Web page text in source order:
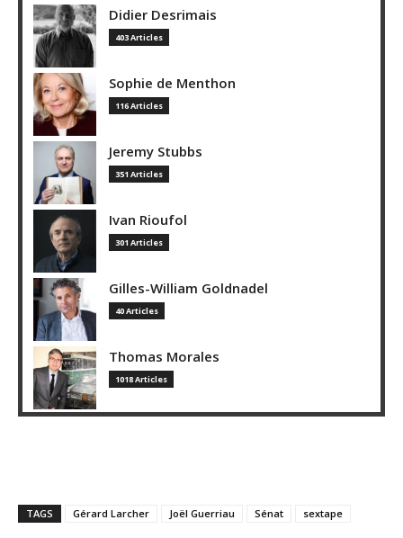
Didier Desrimais
403 Articles
Sophie de Menthon
116 Articles
Jeremy Stubbs
351 Articles
Ivan Rioufol
301 Articles
Gilles-William Goldnadel
40 Articles
Thomas Morales
1018 Articles
TAGS Gérard Larcher Joël Guerriau Sénat sextape